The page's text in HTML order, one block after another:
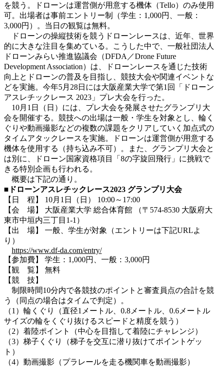
を競う。ドローンは運営側が用意する機体（Tello）のみ使用
可。出場者は事前エントリー制（学生：1,000円、一般：
3,000円）。当日の観覧は無料。
ドローンの操縦技術を競うドローンレースは、近年、世界
的に大きな注目を集めている。こうした中で、一般社団法人
ドローンみらい推進協議会（DFDA／Drone Future
Development Association）は、ドローンレースを通じた技術
向上とドローンの普及を目指し、競技大会や関連イベントな
どを実施。今年5月28日には大阪産業大学で第1回「ドローン
アスレチックレース 2023」プレ大会を行った。
10月1日（日）には、プレ大会を発展させたグランプリ大
会を開催する。競技への出場は一般・学生を対象とし、輪く
ぐりや動画撮影などの複数の課題をクリアしていく加点式の
タイムアタックレースを実施。ドローンは運営側が用意する
機体を使用する（持ち込み不可）。また、グランプリ大会と
は別に、ドローン国家資格項目「8の字旋回飛行」に挑戦で
きる特別企画も行われる。
概要は下記の通り。
■ ドローンアスレチックレース2023 グランプリ大会
【日 程】 10月1日（日） 10:00～17:00
【会 場】 大阪産業大学 総合体育館 （〒574-8530 大阪府大
東市中垣内三丁目1-1）
【出 場】 一般、学生が対象（エントリーは下記URLよ
り）
https://www.df-da.com/entry/
【参加費】 学生：1,000円、一般：3,000円
【観 覧】 無料
【競 技】
制限時間10分内で各競技のポイントと審査員点の合計を競
う（同点の場合はタイムで判定）。
（1）輪くぐり（直径1メートル、0.8メートル、0.6メートル
サイズの輪をくぐり抜けるスピードと精度を競う）
（2）着陸ポイント（中心を目指して着陸にチャレンジ）
（3）梯子くぐり（梯子を交互に潜り抜けてポイントゲッ
ト）
（4）動画撮影（プラレールを走る機関車を動画撮影）